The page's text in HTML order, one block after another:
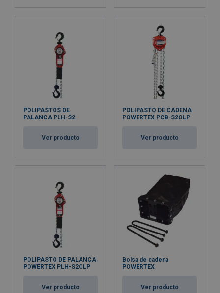
POLIPASTOS DE
PALANCA PLH-S2
Ver producto
POLIPASTO DE CADENA
POWERTEX PCB-S2OLP
Ver producto
POLIPASTO DE PALANCA
POWERTEX PLH-S2OLP
Ver producto
Bolsa de cadena
POWERTEX
Ver producto